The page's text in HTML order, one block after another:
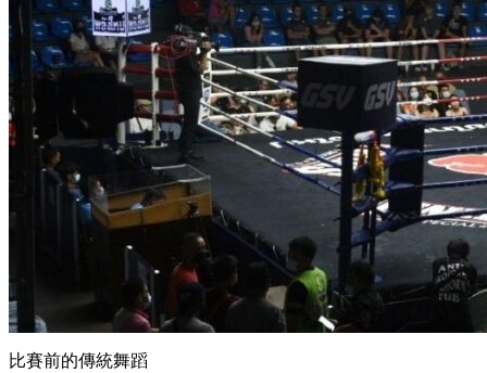
比賽前的傳統舞蹈